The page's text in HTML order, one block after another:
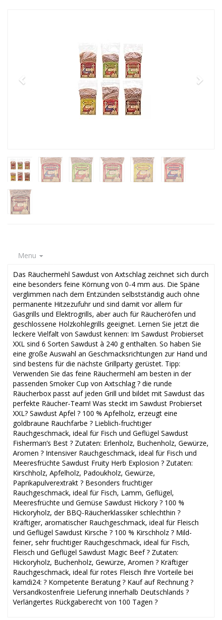
Menu
Das Räuchermehl Sawdust von Axtschlag zeichnet sich durch
eine besonders feine Körnung von 0-4 mm aus. Die Späne
verglimmen nach dem Entzünden selbstständig auch ohne
permanente Hitzezufuhr und sind damit vor allem für
Gasgrills und Elektrogrills, aber auch für Räucheröfen und
geschlossene Holzkohlegrills geeignet. Lernen Sie jetzt die
leckere Vielfalt von Sawdust kennen: Im Sawdust Probierset
XXL sind 6 Sorten Sawdust à 240 g enthalten. So haben Sie
eine große Auswahl an Geschmacksrichtungen zur Hand und
sind bestens für die nächste Grillparty gerüstet. Tipp:
Verwenden Sie das feine Räuchermehl am besten in der
passenden Smoker Cup von Axtschlag ? die runde
Räucherbox passt auf jeden Grill und bildet mit Sawdust das
perfekte Räucher-Team! Was steckt im Sawdust Probierset
XXL? Sawdust Apfel ? 100 % Apfelholz, erzeugt eine
goldbraune Rauchfarbe ? Lieblich-fruchtiger
Rauchgeschmack, ideal für Fisch und Geflügel Sawdust
Fisherman’s Best ? Zutaten: Erlenholz, Buchenholz, Gewürze,
Aromen ? Intensiver Rauchgeschmack, ideal für Fisch und
Meeresfrüchte Sawdust Fruity Herb Explosion ? Zutaten:
Kirschholz, Apfelholz, Padoukholz, Gewürze,
Paprikapulverextrakt ? Besonders fruchtiger
Rauchgeschmack, ideal für Fisch, Lamm, Geflügel,
Meeresfrüchte und Gemüse Sawdust Hickory ? 100 %
Hickoryholz, der BBQ-Räucherklassiker schlechthin ?
Kräftiger, aromatischer Rauchgeschmack, ideal für Fleisch
und Geflügel Sawdust Kirsche ? 100 % Kirschholz ? Mild-
feiner, sehr fruchtiger Rauchgeschmack, ideal für Fisch,
Fleisch und Geflügel Sawdust Magic Beef ? Zutaten:
Hickoryholz, Buchenholz, Gewürze, Aromen ? Kräftiger
Rauchgeschmack, ideal für rotes Fleisch Ihre Vorteile bei
kamdi24: ? Kompetente Beratung ? Kauf auf Rechnung ?
Versandkostenfreie Lieferung innerhalb Deutschlands ?
Verlängertes Rückgaberecht von 100 Tagen ?